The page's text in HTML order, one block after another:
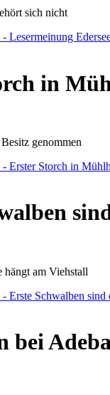
sich nicht
Lesermeinung
in
genommen
Erster Storch in
hängt am Viehstall
Erste Schwalben sind